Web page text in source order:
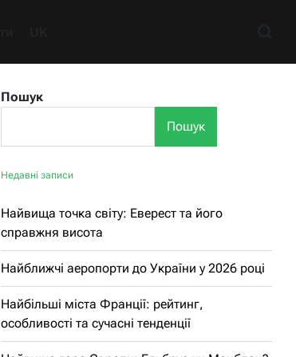
Пошук
Пошук
Недавні записи
Найвища точка світу: Еверест та його
справжня висота
Найближчі аеропорти до України у 2026 році
Найбільші міста Франції: рейтинг,
особливості та сучасні тенденції